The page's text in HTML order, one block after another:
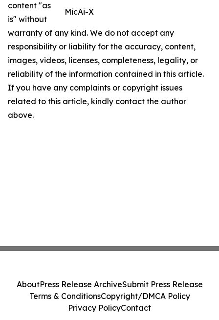
MicAi-X
content "as
is" without
warranty of any kind. We do not accept any
responsibility or liability for the accuracy, content,
images, videos, licenses, completeness, legality, or
reliability of the information contained in this article.
If you have any complaints or copyright issues
related to this article, kindly contact the author
above.
AboutPress Release ArchiveSubmit Press Release
Terms & ConditionsCopyright/DMCA Policy
Privacy PolicyContact